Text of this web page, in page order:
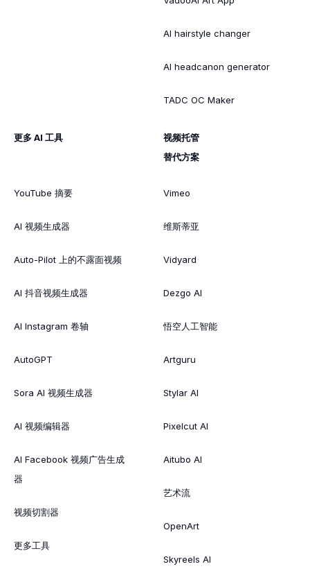
AI hairstyle changer
AI headcanon generator
TADC OC Maker
更多 AI 工具
YouTube 摘要
AI 视频生成器
Auto-Pilot 上的不露面视频
AI 抖音视频生成器
AI Instagram 卷轴
AutoGPT
Sora AI 视频生成器
AI 视频编辑器
AI Facebook 视频广告生成
器
视频切割器
更多工具
视频托管
替代方案
Vimeo
维斯蒂亚
Vidyard
Dezgo AI
悟空人工智能
Artguru
Stylar AI
Pixelcut AI
Aitubo AI
艺术流
OpenArt
Skyreels AI